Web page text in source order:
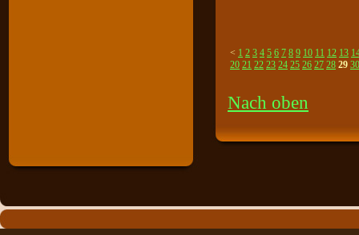
< 1 2 3 4 5 6 7 8 9 10 11 12 13
20 21 22 23 24 25 26 27 28 29 30
Nach oben